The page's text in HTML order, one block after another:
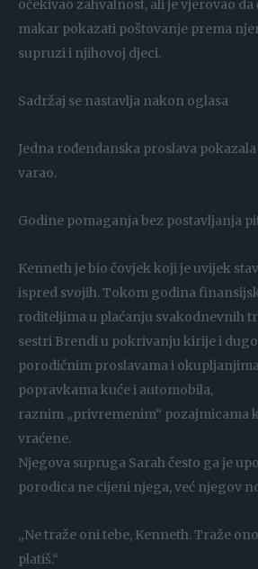
očekivao zahvalnost, ali je vjerovao
makar pokazati poštovanje prema
supruzi i njihovoj djeci.
Sadržaj se nastavlja nakon oglasa
Jedna rođendanska proslava
varao.
Godine pomaganja bez postavljanja
Kenneth je bio čovjek koji je uvijek
ispred svojih. Tokom godina
roditeljima u plaćanju svakodnevnih
sestri Brendi u pokrivanju kirije i
porodičnim proslavama i
popravkama kuće i automobila,
raznim „privremenim“ pozajmicama
vraćene.
Njegova supruga Sarah često ga je
porodica ne cijeni njega, već njegov
„Ne traže oni tebe, Kenneth. Traže
platiš.“